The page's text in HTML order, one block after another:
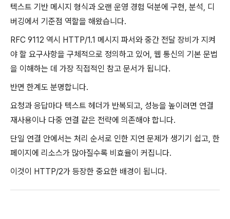
텍스트 기반 메시지 형식과 오랜 운영 경험 덕분에 구현, 분석, 디
버깅에서 기준점 역할을 해왔습니다.
RFC 9112 역시 HTTP/1.1 메시지 파서와 중간 전달 장비가 지켜
야 할 요구사항을 구체적으로 정의하고 있어, 웹 통신의 기본 문법
을 이해하는 데 가장 직접적인 참고 문서가 됩니다.
반면 한계도 분명합니다.
요청과 응답마다 텍스트 헤더가 반복되고, 성능을 높이려면 연결
재사용이나 다중 연결 같은 전략에 의존해야 합니다.
단일 연결 안에서는 처리 순서로 인한 지연 문제가 생기기 쉽고, 한
페이지에 리소스가 많아질수록 비효율이 커집니다.
이것이 HTTP/2가 등장한 중요한 배경이 됩니다.